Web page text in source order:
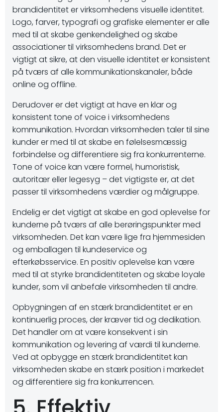
brandidentitet er virksomhedens visuelle identitet.
Logo, farver, typografi og grafiske elementer er alle
med til at skabe genkendelighed og skabe
associationer til virksomhedens brand. Det er
vigtigt at sikre, at den visuelle identitet er konsistent
på tværs af alle kommunikationskanaler, både
online og offline.
Derudover er det vigtigt at have en klar og
konsistent tone of voice i virksomhedens
kommunikation. Hvordan virksomheden taler til sine
kunder er med til at skabe en følelsesmæssig
forbindelse og differentiere sig fra konkurrenterne.
Tone of voice kan være formel, humoristisk,
autoritær eller legesyg – det vigtigste er, at det
passer til virksomhedens værdier og målgruppe.
Endelig er det vigtigt at skabe en god oplevelse for
kunderne på tværs af alle berøringspunkter med
virksomheden. Det kan være lige fra hjemmesiden
og emballagen til kundeservice og
efterkøbsservice. En positiv oplevelse kan være
med til at styrke brandidentiteten og skabe loyale
kunder, som vil anbefale virksomheden til andre.
Opbygningen af en stærk brandidentitet er en
kontinuerlig proces, der kræver tid og dedikation.
Det handler om at være konsekvent i sin
kommunikation og levering af værdi til kunderne.
Ved at opbygge en stærk brandidentitet kan
virksomheden skabe en stærk position i markedet
og differentiere sig fra konkurrencen.